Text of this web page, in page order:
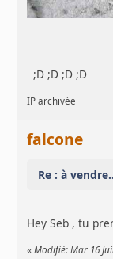
;D ;D ;D ;D
IP archivée
falcone
Re : à
Hey Seb , tu
«Modifié: Mar 16